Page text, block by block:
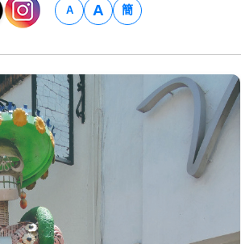
A A 簡